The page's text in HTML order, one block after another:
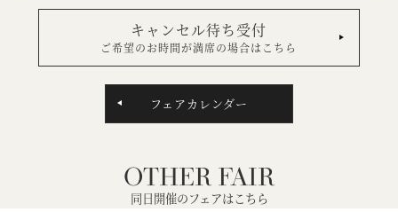
キャンセル待ち受付
ご希望のお時間が満席の場合はこちら
フェアカレンダー
OTHER FAIR
同日開催のフェアはこちら